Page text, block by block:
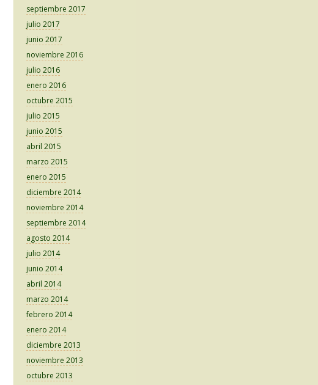
septiembre 2017
julio 2017
junio 2017
noviembre 2016
julio 2016
enero 2016
octubre 2015
julio 2015
junio 2015
abril 2015
marzo 2015
enero 2015
diciembre 2014
noviembre 2014
septiembre 2014
agosto 2014
julio 2014
junio 2014
abril 2014
marzo 2014
febrero 2014
enero 2014
diciembre 2013
noviembre 2013
octubre 2013